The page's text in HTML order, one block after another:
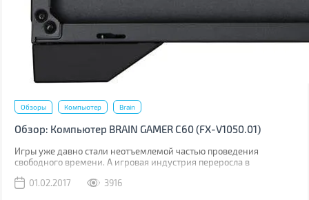
Обзоры Компьютер Brain
Обзор: Компьютер BRAIN GAMER С60 (FX-V1050.01)
Игры уже давно стали неотъемлемой частью проведения
свободного времени. А игровая индустрия переросла в
виртуальную продукцию со скоростью звука. Именно в играх мы
01.02.2017 3916